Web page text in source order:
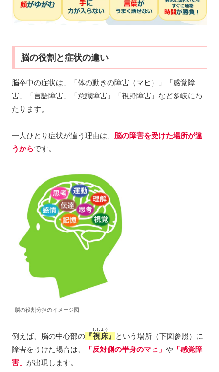
脳の役割と症状の違い
脳卒中の症状は、「体の動きの障害（マヒ）」「感覚障
害」「言語障害」「意識障害」「視野障害」など多岐にわ
たります。
一人ひとり症状が違う理由は、 脳の障害を受けた場所が違
うからです。
脳の役割分担のイメージ図
例えば、脳の中心部の 『視床
ししょう
』 という場所（下図参照）に
障害をうけた場合は、
「反対側の半身のマヒ」 や 「感覚障
害」 が出現します。